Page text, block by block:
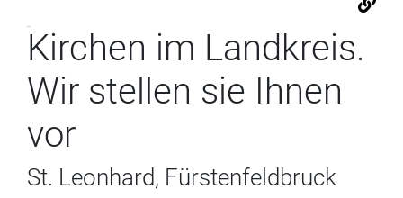
Kirchen im Landkreis.
Wir stellen sie Ihnen
vor
St. Leonhard, Fürstenfeldbruck